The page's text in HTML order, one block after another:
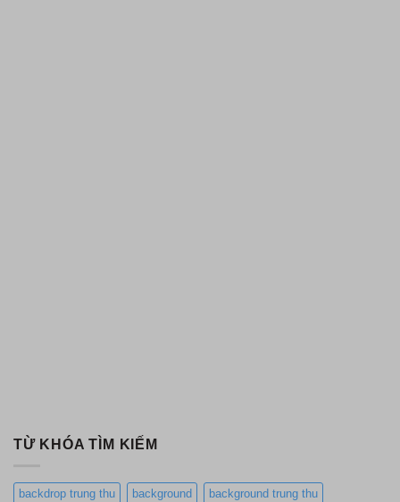
TỪ KHÓA TÌM KIẾM
backdrop trung thu background background trung thu